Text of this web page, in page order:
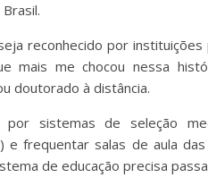
reconhecido por
mais me chocou nessa
doutorado à distância.
sistemas de seleção
e frequentar salas de aula
de educação precisa